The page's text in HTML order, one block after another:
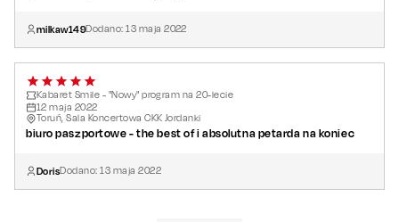
milkaw149Dodano:13 maja 2022
Kabaret Smile - "Nowy" program na 20-lecie
12 maja 2022
Toruń, Sala Koncertowa CKK Jordanki
biuro paszportowe - the best of i absolutna petarda na koniec
DorisDodano:13 maja 2022